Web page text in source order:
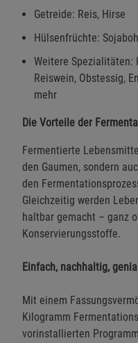
Getreide: Reis, Hirse
Hülsenfrüchte:
Weitere Spezialitäten:
Reiswein, Obstessig,
mehr
Die Vorteile der
Fermentierte
den Gaumen, sondern
den
Gleichzeitig werden
haltbar gemacht – ganz
Konservierungsstoffe.
Einfach, nachhaltig,
Mit einem
Kilogramm
vorinstallierten